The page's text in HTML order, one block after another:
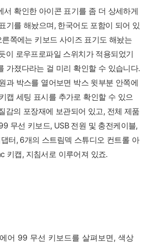
서 확인한 아이콘 표기를 좀 더 상세하게
기를 해놨으며, 한국어도 포함이 되어 있
쪽에는 키보드 사이즈 표기도 해놨는
이 로우프로파일 스위치가 적용되었기
가졌다라는 걸 미리 확인할 수 있습니다.
과 박스를 열어보면 박스 윗부분 안쪽에
캡 세팅 표시를 추가로 확인할 수 있으
감의 포장재에 보관되어 있고, 전체 제품
무선 키보드, USB 전원 및 충전케이블,
터, 6개의 스트림덱 스튜디오 컨트롤 아
키캡, 지침서로 이루어져 있죠.
어 99 무선 키보드를 살펴보면, 색상